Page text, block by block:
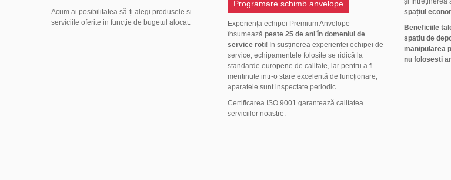
Acum ai posibilitatea să-ți alegi produsele si
serviciile oferite in funcție de bugetul alocat.
Programare schimb anvelope
Experiența echipei Premium Anvelope
însumează peste 25 de ani în domeniul de
service roți! In susținerea experienței echipei de
service, echipamentele folosite se ridică la
standarde europene de calitate, iar pentru a fi
mentinute intr-o stare excelentă de funcționare,
aparatele sunt inspectate periodic.
Certificarea ISO 9001 garantează calitatea
serviciilor noastre.
spațiul
Beneficiile
spatiu de
manipularea
nu folosesti